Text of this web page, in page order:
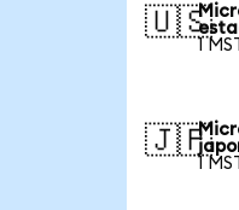
🇺🇸
1
🇯🇵
1